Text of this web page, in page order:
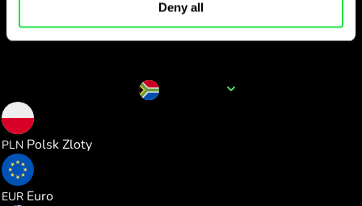
Deny all
för ZAR
PLN Polsk Zloty
EUR Euro